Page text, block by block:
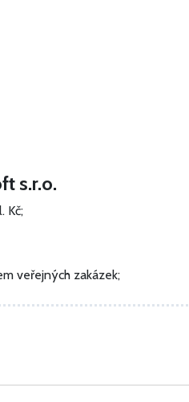
s.r.o.
Kč;
veřejných zakázek;